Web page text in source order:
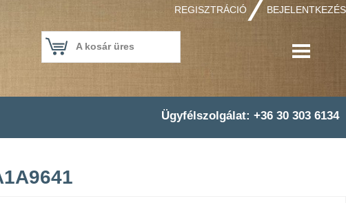
REGISZTRÁCIÓ BEJELENTKEZÉS
A kosár üres
Ügyfélszolgálat: +36 30 303 6134